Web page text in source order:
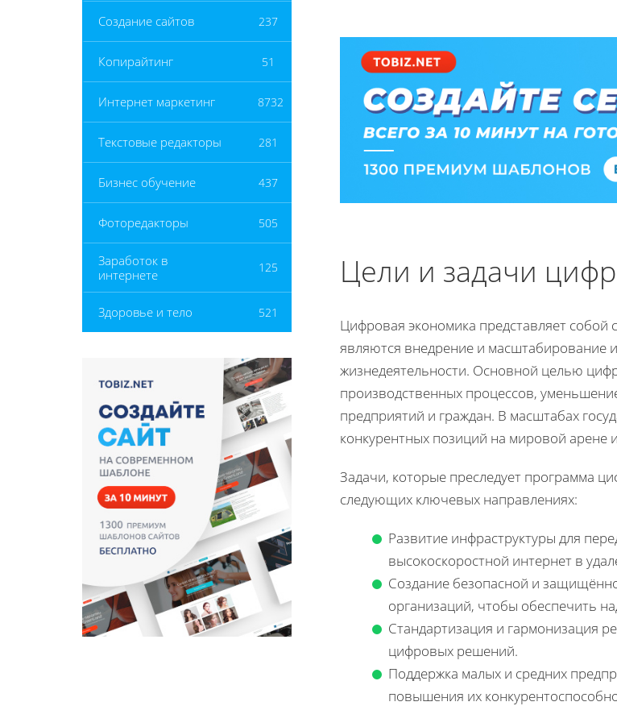
Создание сайтов 237
Копирайтинг 51
Интернет маркетинг 8732
Текстовые редакторы 281
Бизнес обучение 437
Фоторедакторы 505
Заработок в
интернете
125
Здоровье и тело 521
Цели и задачи
Цифровая экономика представляет
являются внедрение и масштабирование
жизнедеятельности. Основной целью
производственных процессов,
предприятий и граждан. В масштабах
конкурентных позиций на мировой арене
Задачи, которые преследует программа
следующих ключевых направлениях:
Развитие инфраструктуры для
высокоскоростной интернет в
Создание безопасной и
организаций, чтобы обеспечить
Стандартизация и гармонизация
цифровых решений.
Поддержка малых и средних
повышения их